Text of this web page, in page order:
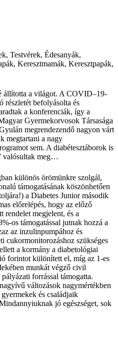
Testvérek, Édesanyák,
Keresztmamák, Keresztpapák,
állította a világot. A COVID–19-
részletét befolyásolta és
a konferenciák, így a
Gyermekorvosok Társasága
megrendezendő nagyon várt
megtartani a nagy
sem. A diabétesztáborok is
valósultak meg…
különös örömünkre szolgál,
támogatásának köszönhetően
a Diabetes Junior második
előrelépés, hogy az előző
rendelet megjelent, és a
os támogatással jutnak hozzá a
az inzulinpumpához és
cukormonitorozáshoz szükséges
a kormány a diabetológiai
forintot különített el, míg az 1-es
munkát végző civil
forrással támogatta.
változások nagymértékben
és családjaik
jó egészséget, sok